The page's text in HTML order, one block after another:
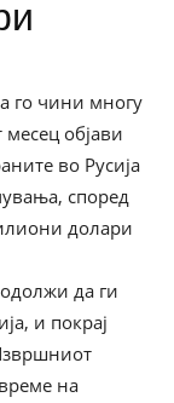
го чини многу
објави
во Русија
според
долари
да ги
и покрај
на